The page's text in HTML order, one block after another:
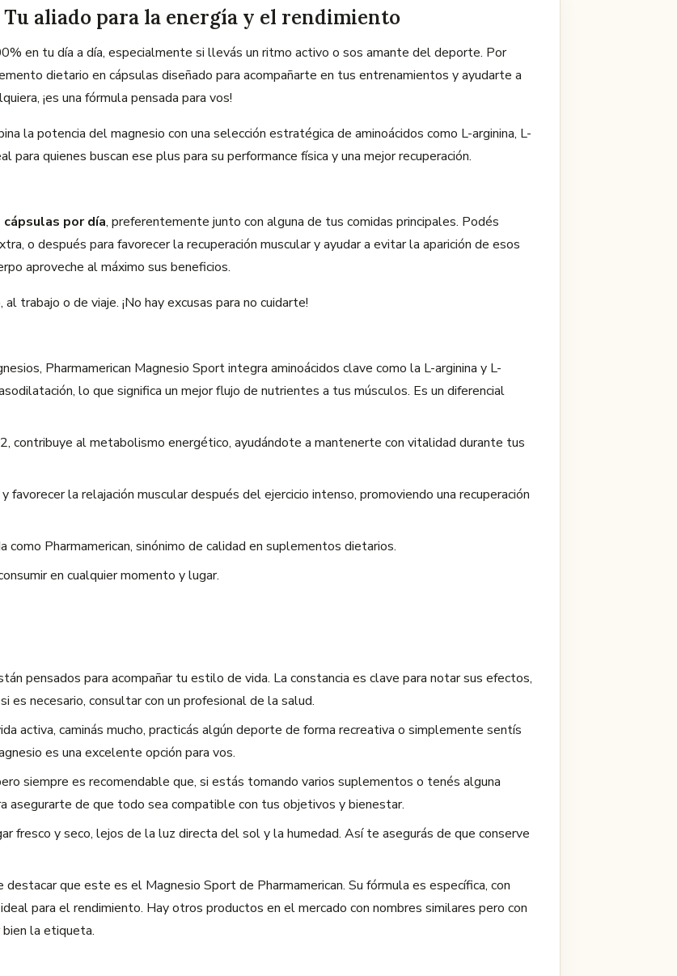
aliado para la energía y el rendimiento
en tu día a día, especialmente si llevás un ritmo activo o sos amante del deporte. Por
dietario en cápsulas diseñado para acompañarte en tus entrenamientos y ayudarte a
¡es una fórmula pensada para vos!
la potencia del magnesio con una selección estratégica de aminoácidos como L-arginina, L-
quienes buscan ese plus para su performance física y una mejor recuperación.
cápsulas por día, preferentemente junto con alguna de tus comidas principales. Podés
o después para favorecer la recuperación muscular y ayudar a evitar la aparición de esos
aproveche al máximo sus beneficios.
trabajo o de viaje. ¡No hay excusas para no cuidarte!
Pharmamerican Magnesio Sport integra aminoácidos clave como la L-arginina y L-
lo que significa un mejor flujo de nutrientes a tus músculos. Es un diferencial
contribuye al metabolismo energético, ayudándote a mantenerte con vitalidad durante tus
favorecer la relajación muscular después del ejercicio intenso, promoviendo una recuperación
como Pharmamerican, sinónimo de calidad en suplementos dietarios.
en cualquier momento y lugar.
pensados para acompañar tu estilo de vida. La constancia es clave para notar sus efectos,
es necesario, consultar con un profesional de la salud.
activa, caminás mucho, practicás algún deporte de forma recreativa o simplemente sentís
es una excelente opción para vos.
siempre es recomendable que, si estás tomando varios suplementos o tenés alguna
asegurarte de que todo sea compatible con tus objetivos y bienestar.
fresco y seco, lejos de la luz directa del sol y la humedad. Así te asegurás de que conserve
destacar que este es el Magnesio Sport de Pharmamerican. Su fórmula es específica, con
para el rendimiento. Hay otros productos en el mercado con nombres similares pero con
la etiqueta.